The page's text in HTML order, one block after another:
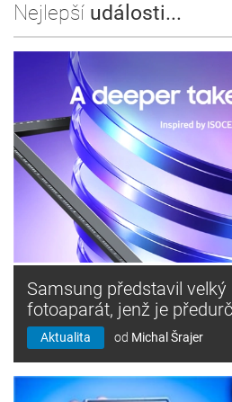
Nejlepší události...
Samsung představil velký
fotoaparát, jenž je
Aktualita od Michal Šrajer